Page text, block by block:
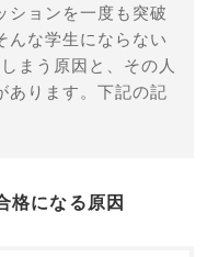
ションを一度も突破
んな学生にならない
まう原因と、その人
あります。下記の記
格になる原因